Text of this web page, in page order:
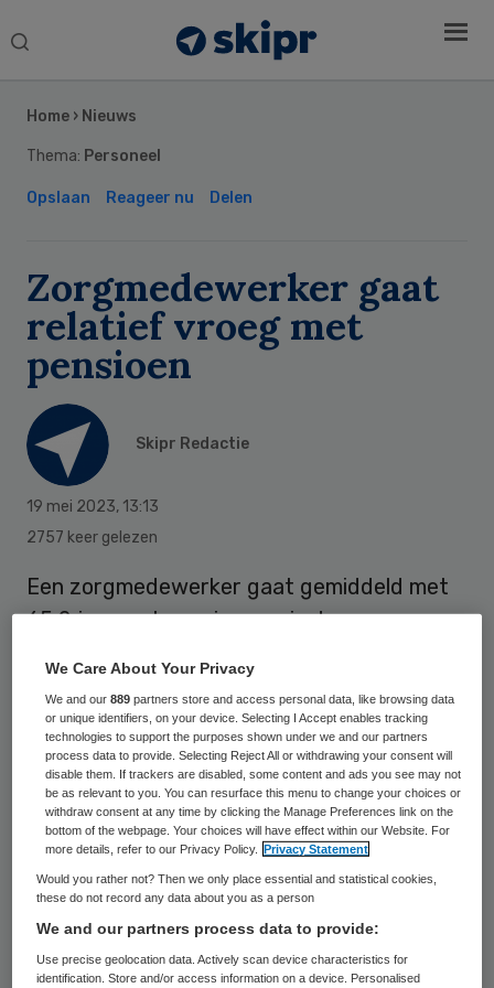
Search
Home › Nieuws
Thema: Personeel
Opslaan Reageer nu Delen
Zorgmedewerker gaat
relatief vroeg met
pensioen
Skipr Redactie
19 mei 2023, 13:13
2757 keer gelezen
Een zorgmedewerker gaat gemiddeld met
65,2 jaar met pensioen en is daarmee
Nederland gaat met 65,6 jaar met pensioen.
Alleen overheidsmedewerkers stoppen
eerder met werken, namelijk 65,1 jaar, blijkt
uit informatie van het Centraal Bureau voor
de Statistiek (CBS).
Het CBS maakt ook de vergelijking tussen
2006 en vorig jaar. In 2006 ging de
gemiddelde zorgmedewerker nog met 60,5
Sidebar
We Care About Your Privacy
We and our889 partners store and access personal data, like browsing data
or unique identifiers, on your device. Selecting I Accept enables tracking
technologies to support the purposes shown under we and our partners
process data to provide. Selecting Reject All or withdrawing your consent will
disable them. If trackers are disabled, some content and ads you see may not
be as relevant to you. You can resurface this menu to change your choices or
withdraw consent at any time by clicking the Manage Preferences link on the
bottom of the webpage. Your choices will have effect within our Website. For
more details, refer to our Privacy Policy.
Privacy Statement
Would you rather not? Then we only place essential and statistical cookies,
these do not record any data about you as a person
We and our partners process data to provide:
Use precise geolocation data. Actively scan device characteristics for
identification. Store and/or access information on a device. Personalised